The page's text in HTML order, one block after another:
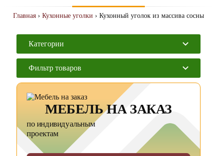
Главная › Кухонные уголки › Кухонный уголок из массива сосны
Категории
Фильтр товаров
МЕБЕЛЬ НА ЗАКАЗ
по индивидуальным
проектам